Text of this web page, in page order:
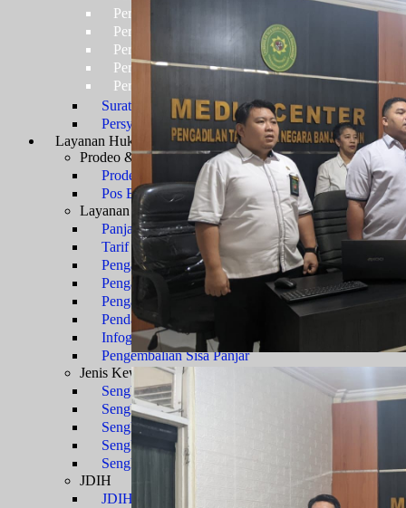
Persyaratan Usulan Kartu Pegawai (KARPEG)
Persyaratan Usulan Tabungan dan Asuransi
Persyaratan Usulan Kartu Suami (KARSU) atau
Persyaratan Usulan Jabatan
Persyaratan Usulan Pensiun Penuh
Surat Keterangan Tidak Pernah Dijatuhi Hukuman
Persyaratan Kenaikan Pangkat
Layanan Hukum
Prosedur Layanan
Prodeo & Bantuan Hukum
Prodeo - Berperkara Gratis
Pos Bantuan Hukum
Layanan Perkara
Panjar Biaya Perkara
Tarif PNBP
Pengajuan Gugatan
Pengajuan Permohonan
Pengajuan Upaya Hukum
Pendaftaran Surat Kuasa
Infografis E-Court
Pengembalian Sisa Panjar
Jenis Kewenangan
Sengketa TUN
Sengketa Administrasi
Sengketa Informasi
Sengketa PTbPuKu
Sengketa Proses Pemilu
JDIH
JDIH Mahkamah Agung